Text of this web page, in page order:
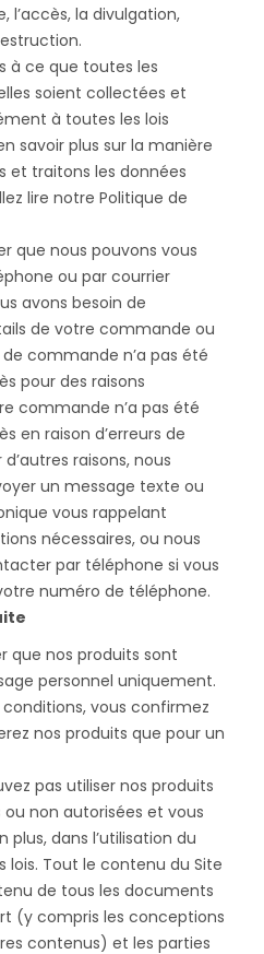
l’accès, la divulgation,
à ce que toutes les
soient collectées et
à toutes les lois
savoir plus sur la manière
et traitons les données
lire notre Politique de
que nous pouvons vous
ou par courrier
avons besoin de
de votre commande ou
commande n’a pas été
pour des raisons
commande n’a pas été
en raison d’erreurs de
raisons, nous
un message texte ou
vous rappelant
nécessaires, ou nous
par téléphone si vous
numéro de téléphone.
que nos produits sont
personnel uniquement.
vous confirmez
nos produits que pour un
pas utiliser nos produits
ou non autorisées et vous
plus, dans l’utilisation du
lois. Tout le contenu du Site
de tous les documents
(y compris les conceptions
contenus) et les parties